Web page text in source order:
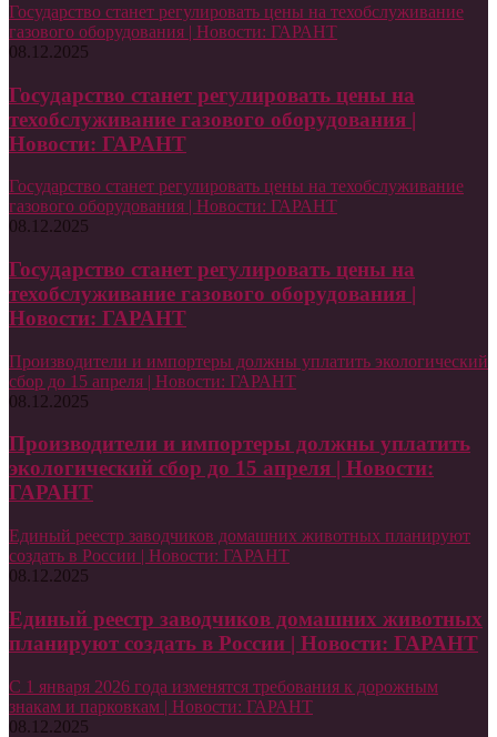
Государство станет регулировать цены на техобслуживание
газового оборудования | Новости: ГАРАНТ
08.12.2025
Государство станет регулировать цены на
техобслуживание газового оборудования |
Новости: ГАРАНТ
Государство станет регулировать цены на техобслуживание
газового оборудования | Новости: ГАРАНТ
08.12.2025
Государство станет регулировать цены на
техобслуживание газового оборудования |
Новости: ГАРАНТ
Производители и импортеры должны уплатить экологический
сбор до 15 апреля | Новости: ГАРАНТ
08.12.2025
Производители и импортеры должны уплатить
экологический сбор до 15 апреля | Новости:
ГАРАНТ
Единый реестр заводчиков домашних животных планируют
создать в России | Новости: ГАРАНТ
08.12.2025
Единый реестр заводчиков домашних животных
планируют создать в России | Новости: ГАРАНТ
С 1 января 2026 года изменятся требования к дорожным
знакам и парковкам | Новости: ГАРАНТ
08.12.2025